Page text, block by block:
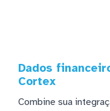
Dados
Cortex
Combine sua